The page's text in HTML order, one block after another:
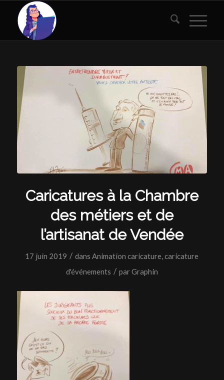
Caricatures à la Chambre
des métiers et de
l’artisanat de Vendée
17 juin 2019 / dansAnimation caricature,caricature
d'événements / parGraphin